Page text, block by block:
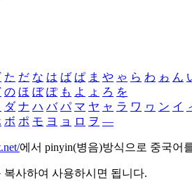
た だ な は ば ぱ ま や ゃ ら わ ゎ ん
の ほ ぼ ぽ も よ ょ ろ を
ダ ナ ハ バ パ マ ヤ ャ ラ ワ ヮ ン イ
ボ ポ モ ヨ ョ ロ ヲ ―
에서 pinyin(병음)방식으로 중국어
복사하여 사용하시면 됩니다.